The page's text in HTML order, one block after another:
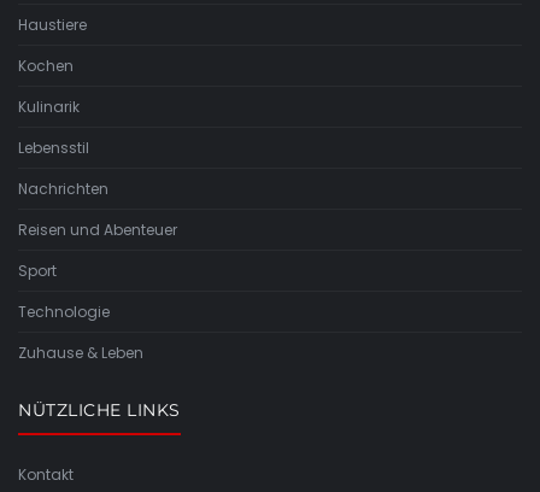
Haustiere
Kochen
Kulinarik
Lebensstil
Nachrichten
Reisen und Abenteuer
Sport
Technologie
Zuhause & Leben
NÜTZLICHE LINKS
Kontakt